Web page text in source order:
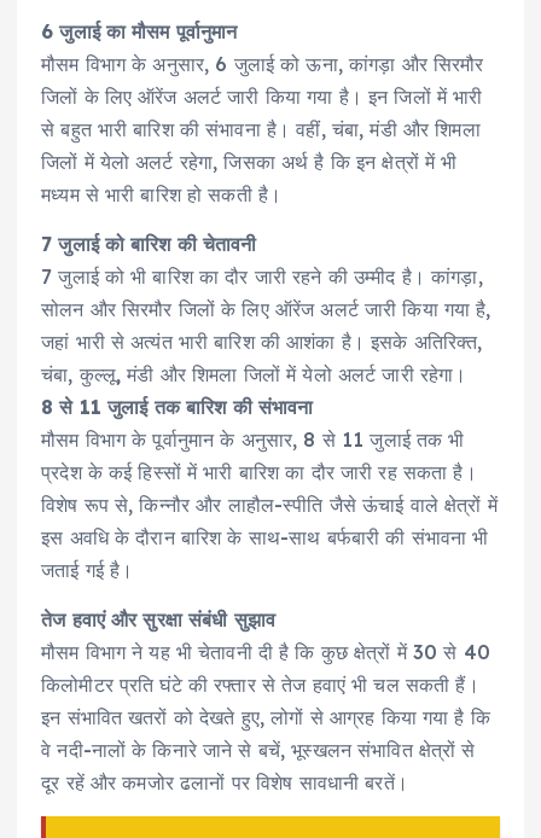
6 जुलाई का मौसम पूर्वानुमान
मौसम विभाग के अनुसार, 6 जुलाई को ऊना, कांगड़ा और सिरमौर
जिलों के लिए ऑरेंज अलर्ट जारी किया गया है। इन जिलों में भारी
से बहुत भारी बारिश की संभावना है। वहीं, चंबा, मंडी और शिमला
जिलों में येलो अलर्ट रहेगा, जिसका अर्थ है कि इन क्षेत्रों में भी
मध्यम से भारी बारिश हो सकती है।
7 जुलाई को बारिश की चेतावनी
7 जुलाई को भी बारिश का दौर जारी रहने की उम्मीद है। कांगड़ा,
सोलन और सिरमौर जिलों के लिए ऑरेंज अलर्ट जारी किया गया है,
जहां भारी से अत्यंत भारी बारिश की आशंका है। इसके अतिरिक्त,
चंबा, कुल्लू, मंडी और शिमला जिलों में येलो अलर्ट जारी रहेगा।
8 से 11 जुलाई तक बारिश की संभावना
मौसम विभाग के पूर्वानुमान के अनुसार, 8 से 11 जुलाई तक भी
प्रदेश के कई हिस्सों में भारी बारिश का दौर जारी रह सकता है।
विशेष रूप से, किन्नौर और लाहौल-स्पीति जैसे ऊंचाई वाले क्षेत्रों में
इस अवधि के दौरान बारिश के साथ-साथ बर्फबारी की संभावना भी
जताई गई है।
तेज हवाएं और सुरक्षा संबंधी सुझाव
मौसम विभाग ने यह भी चेतावनी दी है कि कुछ क्षेत्रों में 30 से 40
किलोमीटर प्रति घंटे की रफ्तार से तेज हवाएं भी चल सकती हैं।
इन संभावित खतरों को देखते हुए, लोगों से आग्रह किया गया है कि
वे नदी-नालों के किनारे जाने से बचें, भूस्खलन संभावित क्षेत्रों से
दूर रहें और कमजोर ढलानों पर विशेष सावधानी बरतें।